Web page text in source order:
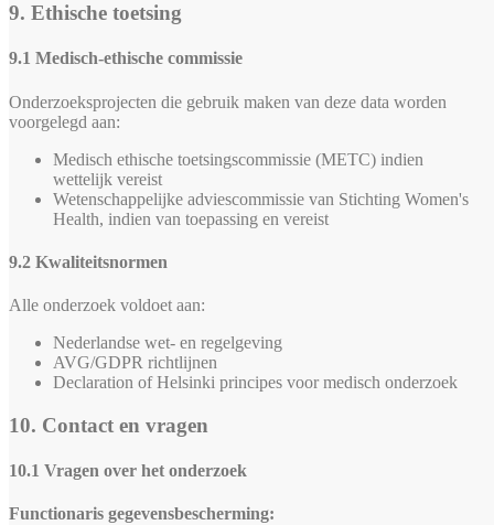
9. Ethische toetsing
9.1 Medisch-ethische commissie
Onderzoeksprojecten die gebruik maken van deze data worden
voorgelegd aan:
Medisch ethische toetsingscommissie (METC) indien
wettelijk vereist
Wetenschappelijke adviescommissie van Stichting Women's
Health, indien van toepassing en vereist
9.2 Kwaliteitsnormen
Alle onderzoek voldoet aan:
Nederlandse wet- en regelgeving
AVG/GDPR richtlijnen
Declaration of Helsinki principes voor medisch onderzoek
10. Contact en vragen
10.1 Vragen over het onderzoek
Functionaris gegevensbescherming: